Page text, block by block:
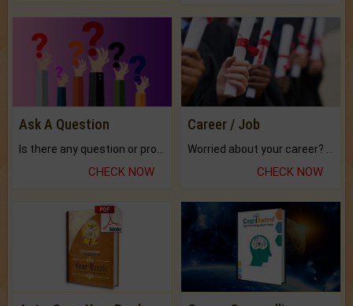
Ask A Question
CHECK NOW
Career / Job
CHECK NOW